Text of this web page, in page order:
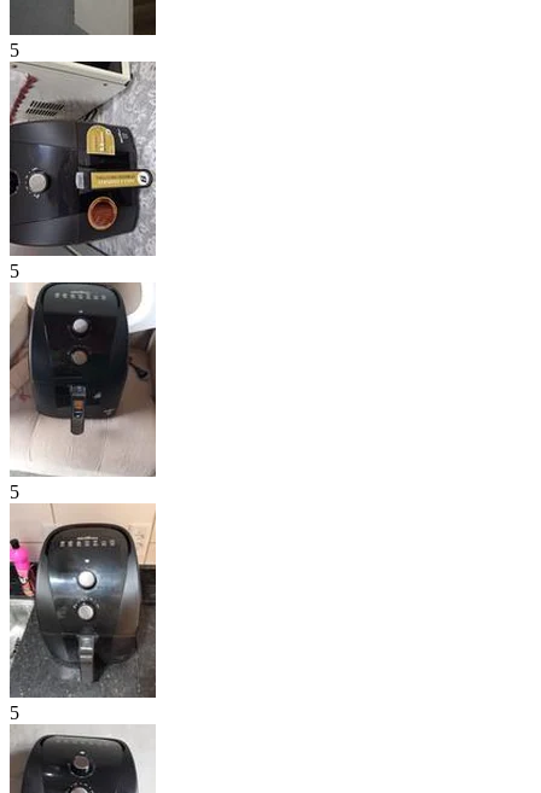
5
5
5
5